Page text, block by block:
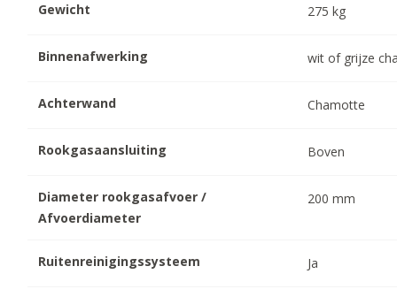
Gewicht 275 kg
Binnenafwerking wit of grijze
Achterwand Chamotte
Rookgasaansluiting Boven
Diameter rookgasafvoer /
Afvoerdiameter
200 mm
Ruitenreinigingssysteem Ja